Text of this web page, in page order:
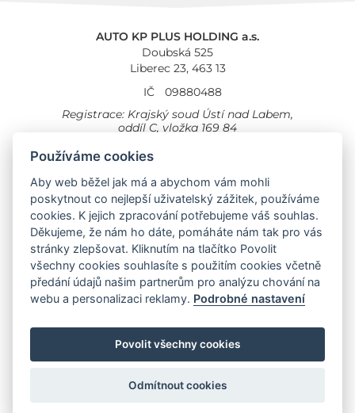
AUTO KP PLUS HOLDING a.s.
Doubská 525
Liberec 23, 463 13
IČ
09880488
Registrace: Krajský soud Ústí nad Labem,
oddíl C, vložka 169 84
Cookies Všeobecné obchodní podmínky
Provozovna Toyota
Londýnská 558
Liberec, 460 01
Provozovna Toyota Professional
Doubská 660,
Liberec 463 12
Auto KP Plus:
Toyota Opel Jeep Hyundai
Používáme cookies
Aby web běžel jak má a abychom vám mohli
poskytnout co nejlepší uživatelský zážitek, používáme
cookies. K jejich zpracování potřebujeme váš souhlas.
Děkujeme, že nám ho dáte, pomáháte nám tak pro vás
stránky zlepšovat. Kliknutím na tlačítko Povolit
všechny cookies souhlasíte s použitím cookies včetně
předání údajů našim partnerům pro analýzu chování na
webu a personalizaci reklamy. Podrobné nastavení
Povolit všechny cookies
Odmítnout cookies